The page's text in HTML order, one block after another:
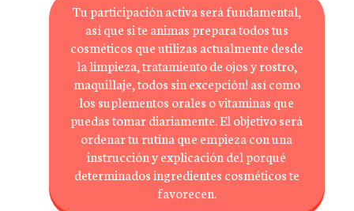
Tu participación activa será fundamental,
así que si te animas prepara todos tus
cosméticos que utilizas actualmente desde
la limpieza, tratamiento de ojos y rostro,
maquillaje, todos sin excepción! así como
los suplementos orales o vitaminas que
puedas tomar diariamente. El objetivo será
ordenar tu rutina que empieza con una
instrucción y explicación del porqué
determinados ingredientes cosméticos te
favorecen.